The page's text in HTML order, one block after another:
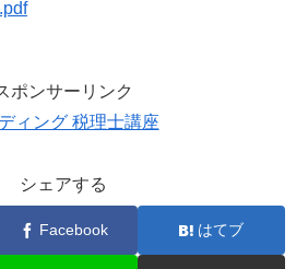
ポンサーリンク
ィング 税理士講座
シェアする
Facebook はてブ